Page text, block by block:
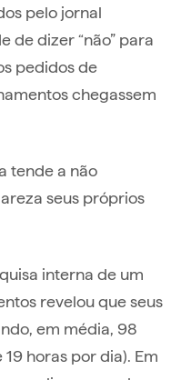
pelo jornal
de dizer “não” para
pedidos de
chegassem
tende a não
seus próprios
interna de um
revelou que seus
em média, 98
horas por dia). Em